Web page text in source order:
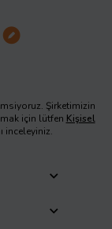
Şirketimizin
için lütfen Kişisel
inceleyiniz.